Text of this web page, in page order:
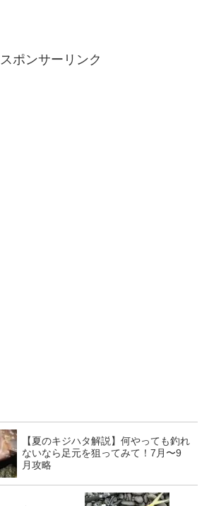
スポンサーリンク
【夏のキジハタ解説】何やっても釣れ
ないなら足元を狙ってみて！7月〜9
月攻略